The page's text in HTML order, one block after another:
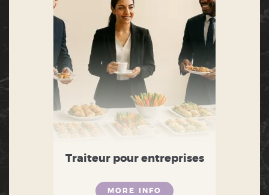
Traiteur pour entreprises
MORE INFO